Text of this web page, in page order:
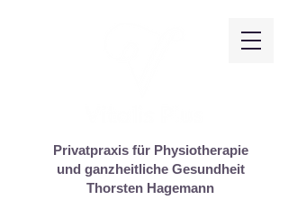
Privatpraxis für Physiotherapie
und ganzheitliche Gesundheit
Thorsten Hagemann